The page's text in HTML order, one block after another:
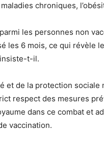
chroniques,
les personnes non
les 6 mois, ce qui révèle
t-il.
et de la protection sociale
respect des mesures
dans ce combat et
vaccination.